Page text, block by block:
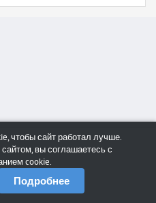
чтобы сайт работал лучше.
вы соглашаетесь с
cookie.
Подробнее